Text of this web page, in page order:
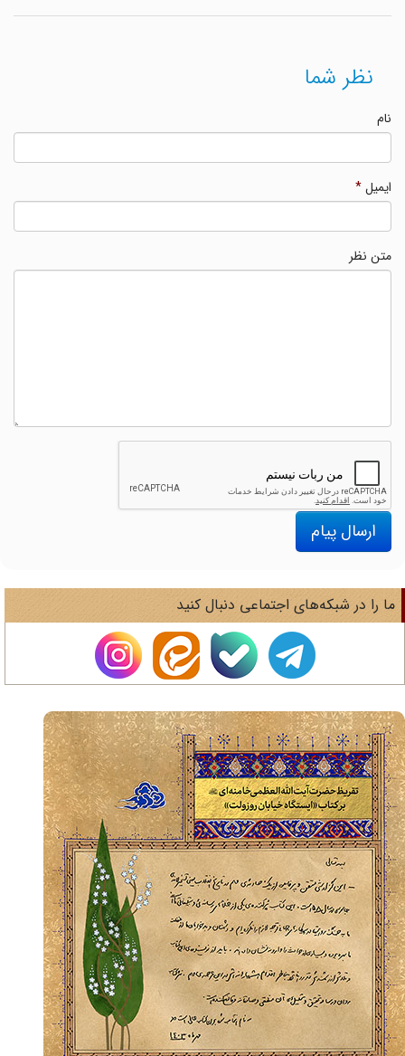
نظر شما
ایمیل*
متن نظر
ارسال پیام
را در شبکه‌های اجتماعی دنبال کنید